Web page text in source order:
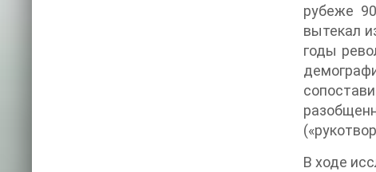
рубеже
вытекал
годы
В ходе